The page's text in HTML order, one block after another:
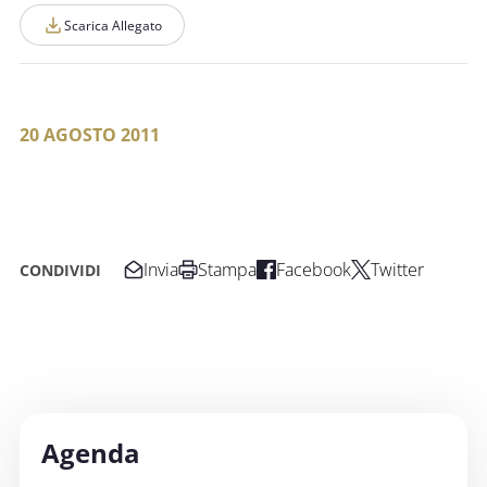
Scarica Allegato
20 AGOSTO 2011
CONDIVIDI Invia Stampa Facebook Twitter
Agenda